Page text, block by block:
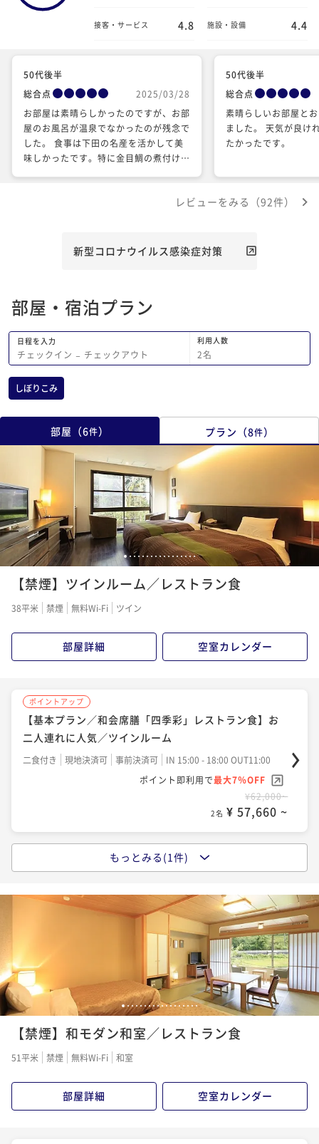
接客・サービス 4.8 施設・設備 4.4
50代後半
総合点
2025/03/28
お部屋は素晴らしかったのですが、お部
屋のお風呂が温泉でなかったのが残念で
した。 食事は下田の名産を活かして美
味しかったです。特に金目鯛の煮付けと
50代後半
総合点
素晴らしいお部屋と
ました。 天気が良け
たかったです。
レビューをみる（92件）
新型コロナウイルス感染症対策
部屋・宿泊プラン
日程を入力
チェックイン − チェックアウト
利用人数
2名
しぼりこみ
部屋 （6件） プラン （8件）
123456789101112 1314151617
【禁煙】ツインルーム／レストラン食
38平米 禁煙 無料Wi-Fi ツイン
部屋詳細 空室カレンダー
ポイントアップ
【基本プラン／和会席膳「四季彩」レストラン食】お
二人連れに人気／ツインルーム
二食付き 現地決済可 事前決済可
IN 15:00 - 18:00 OUT11:00
ポイント即利用で最大7％OFF
¥62,000~
2名 ¥ 57,660 ~
【基本プラン／和会席膳「旬彩」レストラン食】夕食
内容をグレードアップ･機能性と清潔感をコンパクトに
まとめた「ツインルーム」
現地決済可 事前決済可
IN 15:00 - 18:00 OUT11:00
ポイント即利用で最大7％OFF
¥74,000~
2名 ¥ 68,820 ~
もっとみる(1件)
1234567891011121314 15 16 1718
【禁煙】和モダン和室／レストラン食
51平米 禁煙 無料Wi-Fi 和室
部屋詳細 空室カレンダー